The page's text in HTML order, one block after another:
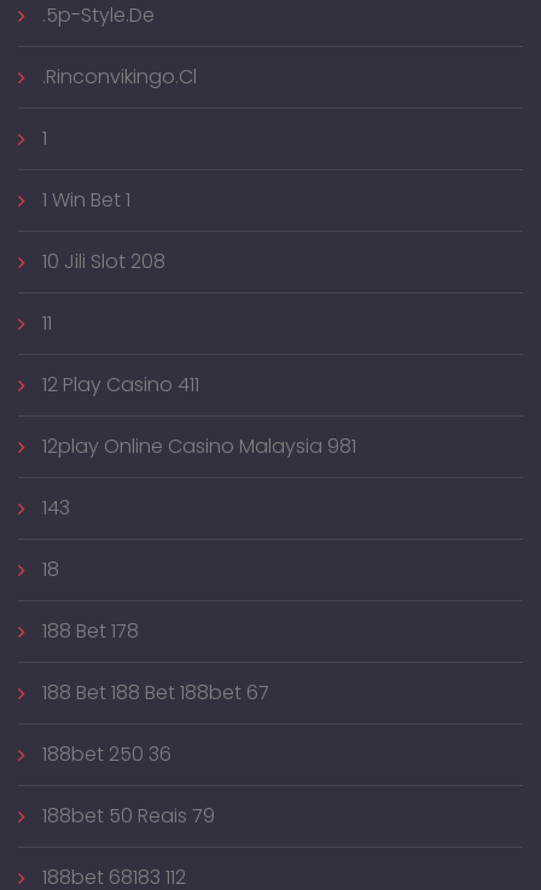
.5p-Style.de
.rinconvikingo.cl
1
1 Win Bet 1
10 Jili Slot 208
11
12 Play Casino 411
12play Online Casino Malaysia 981
143
18
188 Bet 178
188 Bet 188 Bet 188bet 67
188bet 250 36
188bet 50 Reais 79
188bet 68183 112